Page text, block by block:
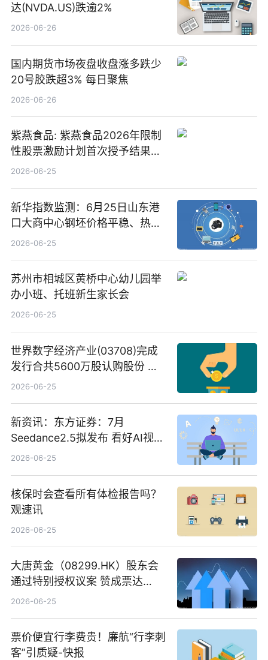
达(NVDA.US)跌逾2%
2026-06-26
国内期货市场夜盘收盘涨多跌少
20号胶跌超3% 每日聚焦
2026-06-26
紫燕食品: 紫燕食品2026年限制
性股票激励计划首次授予结果公
告-微资讯
2026-06-25
新华指数监测：6月25日山东港
口大商中心钢坯价格平稳、热轧
C料价格微幅下跌
2026-06-25
苏州市相城区黄桥中心幼儿园举
办小班、托班新生家长会
2026-06-25
世界数字经济产业(03708)完成
发行合共5600万股认购股份 净
筹约1007万港元 独家焦点
2026-06-25
新资讯：东方证券：7月
Seedance2.5拟发布 看好AI视频
创作工作流进一步提效
2026-06-25
核保时会查看所有体检报告吗？
观速讯
2026-06-25
大唐黄金（08299.HK）股东会
通过特别授权议案 赞成票达
100%_新动态
2026-06-25
票价便宜行李费贵！廉航“行李刺
客”引质疑-快报